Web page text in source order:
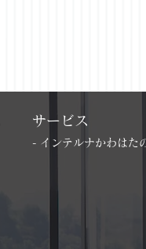
サービス
- インテルナかわはた